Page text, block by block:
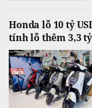
Honda lỗ 10 tỷ
tính lỗ thêm 3,3 tỷ